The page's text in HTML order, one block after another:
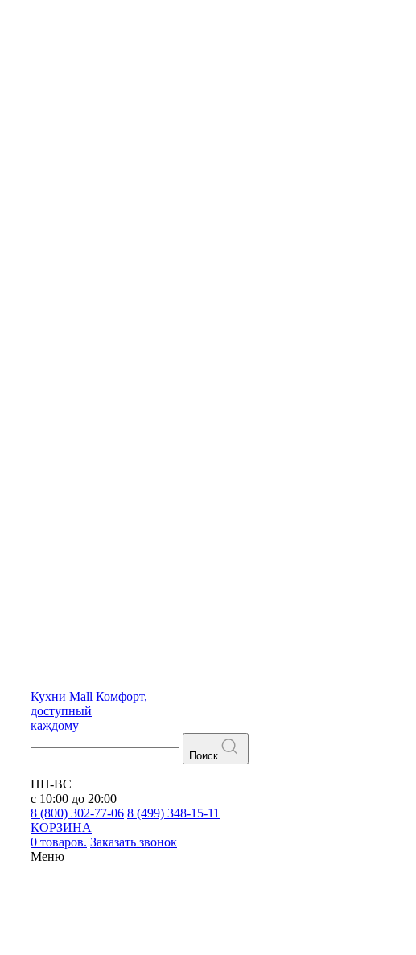
Кухни Mall Комфорт,
доступный
каждому
Поиск
ПН-ВС
с 10:00 до 20:00
8 (800) 302-77-06 8 (499) 348-15-11
КОРЗИНА
0 товаров. Заказать звонок
Меню